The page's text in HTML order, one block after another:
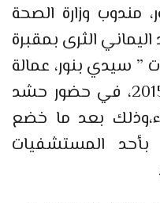
مندوب وزارة الصحة
الثرى بمقبرة
” سيدي بنور، عمالة
الجديدة، الثلاثاء 10 نونبر 2015، في حضور حشد
بعد ما خضع
المستشفيات